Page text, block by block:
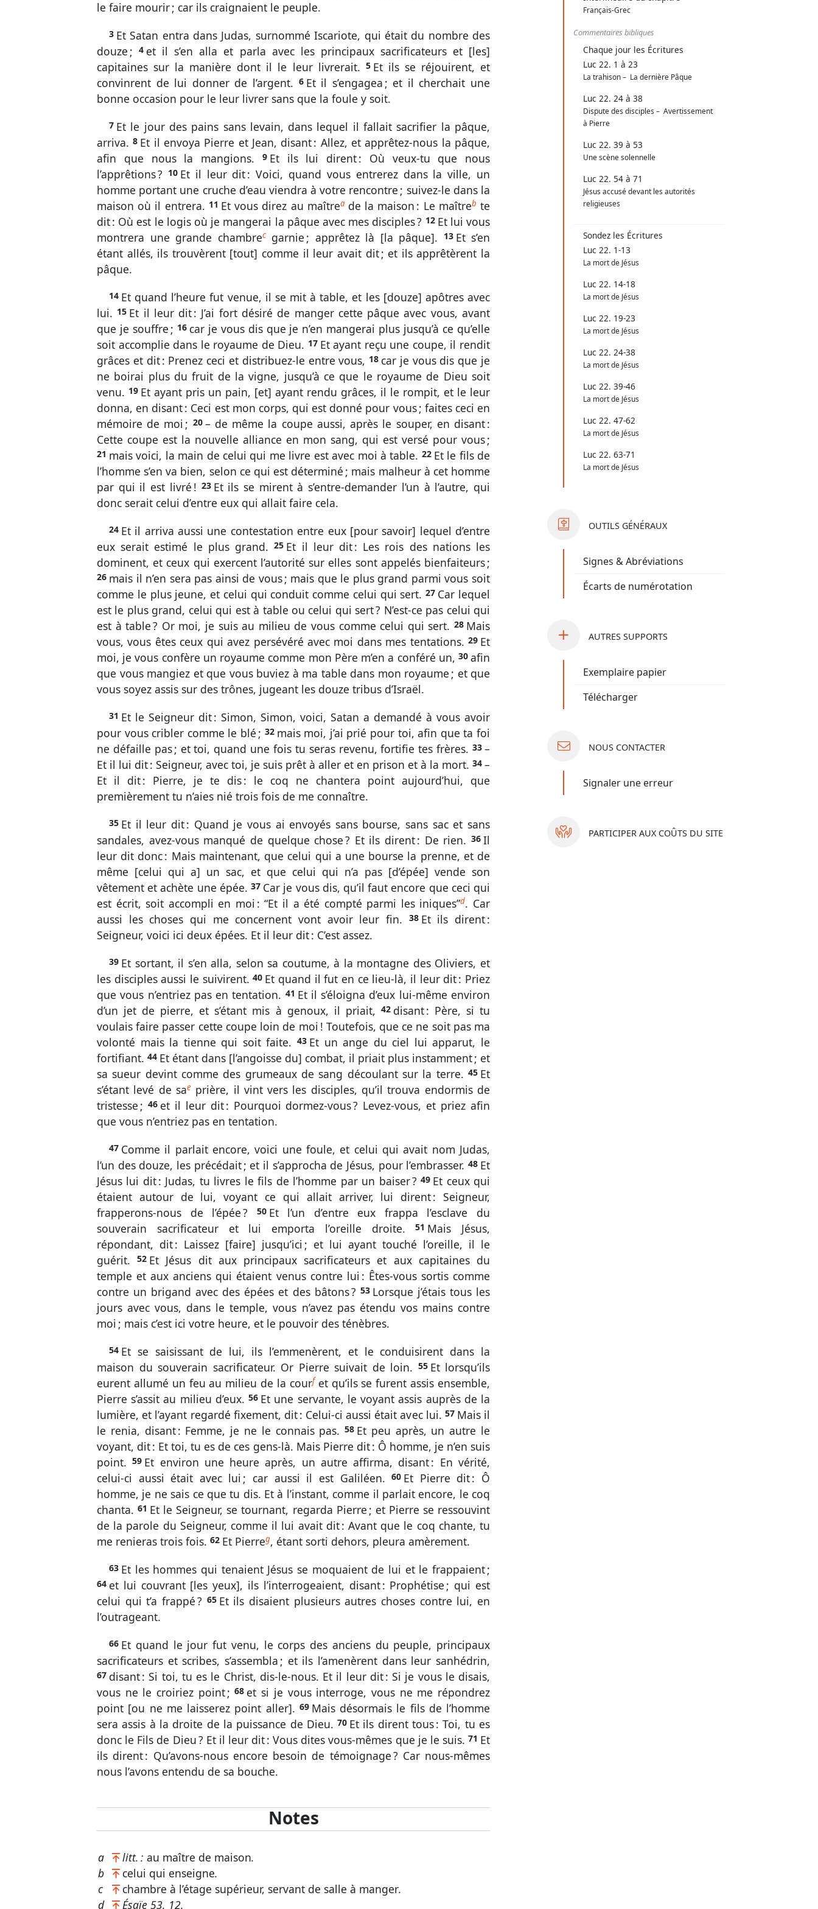
Soph.
Agg. Zach.
Nouveau Testament
Matt. Marc Luc Jean Act. Rom.
1 Cor.
2 Cor.
Gal. Éph. Phil. Col. 1 Thes.
2 Thes.
1 Tim.
2 Tim. Tite Phm. Héb. Jac.
1 Pi.
2 Jean
le faire mourir ; car ils craignaient le peuple.
3 Et Satan entra dans Judas, surnommé Iscariote, qui était du nombre des
douze ;4 et il s’en alla et parla avec les principaux sacrificateurs et [les]
capitaines sur la manière dont il le leur livrerait. 5 Et ils se réjouirent, et
convinrent de lui donner de l’argent. 6 Et il s’engagea ; et il cherchait une
bonne occasion pour le leur livrer sans que la foule y soit.
7 Et le jour des pains sans levain, dans lequel il fallait sacrifier la pâque,
arriva.8 Et il envoya Pierre et Jean, disant : Allez, et apprêtez-nous la pâque,
afin que nous la mangions.
9 Et ils lui dirent : Où veux-tu que nous
l’apprêtions ? 10 Et il leur dit : Voici, quand vous entrerez dans la ville, un
homme portant une cruche d’eau viendra à votre rencontre ; suivez-le dans la
maison où il entrera. 11 Et vous direz au maîtreade la maison : Le maîtreb te
dit : Où est le logis où je mangerai la pâque avec mes disciples ? 12 Et lui vous
montrera une grande chambrecgarnie ; apprêtez là [la pâque]. 13 Et s’en
étant allés, ils trouvèrent [tout] comme il leur avait dit ; et ils apprêtèrent la
pâque.
14 Et quand l’heure fut venue, il se mit à table, et les [douze] apôtres avec
lui. 15 Et il leur dit : J’ai fort désiré de manger cette pâque avec vous, avant
que je souffre ; 16 car je vous dis que je n’en mangerai plus jusqu’à ce qu’elle
soit accomplie dans le royaume de Dieu. 17 Et ayant reçu une coupe, il rendit
grâces et dit : Prenez ceci et distribuez-le entre vous, 18 car je vous dis que je
ne boirai plus du fruit de la vigne, jusqu’à ce que le royaume de Dieu soit
venu. 19 Et ayant pris un pain, [et] ayant rendu grâces, il le rompit, et le leur
donna, en disant : Ceci est mon corps, qui est donné pour vous ; faites ceci en
mémoire de moi ; 20 – de même la coupe aussi, après le souper, en disant :
Cette coupe est la nouvelle alliance en mon sang, qui est versé pour vous ;
21 mais voici, la main de celui qui me livre est avec moi à table. 22 Et le fils de
l’homme s’en va bien, selon ce qui est déterminé ; mais malheur à cet homme
par qui il est livré ! 23 Et ils se mirent à s’entre-demander l’un à l’autre, qui
donc serait celui d’entre eux qui allait faire cela.
24 Et il arriva aussi une contestation entre eux [pour savoir] lequel d’entre
eux serait estimé le plus grand.25 Et il leur dit : Les rois des nations les
dominent, et ceux qui exercent l’autorité sur elles sont appelés bienfaiteurs ;
26 mais il n’en sera pas ainsi de vous ; mais que le plus grand parmi vous soit
comme le plus jeune, et celui qui conduit comme celui qui sert.27 Car lequel
est le plus grand, celui qui est à table ou celui qui sert ? N’est-ce pas celui qui
est à table ? Or moi, je suis au milieu de vous comme celui qui sert. 28 Mais
vous, vous êtes ceux qui avez persévéré avec moi dans mes tentations. 29 Et
moi, je vous confère un royaume comme mon Père m’en a conféré un, 30 afin
que vous mangiez et que vous buviez à ma table dans mon royaume ; et que
vous soyez assis sur des trônes, jugeant les douze tribus d’Israël.
31 Et le Seigneur dit : Simon, Simon, voici, Satan a demandé à vous avoir
pour vous cribler comme le blé ; 32 mais moi, j’ai prié pour toi, afin que ta foi
ne défaille pas ; et toi, quand une fois tu seras revenu, fortifie tes frères. 33 –
Et il lui dit : Seigneur, avec toi, je suis prêt à aller et en prison et à la mort. 34 –
Et il dit : Pierre, je te dis : le coq ne chantera point aujourd’hui, que
premièrement tu n’aies nié trois fois de me connaître.
35 Et il leur dit : Quand je vous ai envoyés sans bourse, sans sac et sans
sandales, avez-vous manqué de quelque chose ? Et ils dirent : De rien. 36 Il
leur dit donc : Mais maintenant, que celui qui a une bourse la prenne, et de
même [celui qui a] un sac, et que celui qui n’a pas [d’épée] vende son
vêtement et achète une épée.37 Car je vous dis, qu’il faut encore que ceci qui
est écrit, soit accompli en moi : “Et il a été compté parmi les iniques”d. Car
aussi les choses qui me concernent vont avoir leur fin.
38 Et ils dirent :
Seigneur, voici ici deux épées. Et il leur dit : C’est assez.
39 Et sortant, il s’en alla, selon sa coutume, à la montagne des Oliviers, et
les disciples aussi le suivirent.40 Et quand il fut en ce lieu-là, il leur dit : Priez
que vous n’entriez pas en tentation. 41 Et il s’éloigna d’eux lui-même environ
d’un jet de pierre, et s’étant mis à genoux, il priait, 42 disant : Père, si tu
voulais faire passer cette coupe loin de moi ! Toutefois, que ce ne soit pas ma
volonté mais la tienne qui soit faite. 43 Et un ange du ciel lui apparut, le
fortifiant. 44 Et étant dans [l’angoisse du] combat, il priait plus instamment ; et
sa sueur devint comme des grumeaux de sang découlant sur la terre. 45 Et
s’étant levé de saeprière, il vint vers les disciples, qu’il trouva endormis de
tristesse ; 46 et il leur dit : Pourquoi dormez-vous ? Levez-vous, et priez afin
que vous n’entriez pas en tentation.
47 Comme il parlait encore, voici une foule, et celui qui avait nom Judas,
l’un des douze, les précédait ; et il s’approcha de Jésus, pour l’embrasser. 48 Et
Jésus lui dit : Judas, tu livres le fils de l’homme par un baiser ?49 Et ceux qui
étaient autour de lui, voyant ce qui allait arriver, lui dirent : Seigneur,
frapperons-nous de l’épée ?
50 Et l’un d’entre eux frappa l’esclave du
souverain sacrificateur et lui emporta l’oreille droite.51 Mais Jésus,
répondant, dit : Laissez [faire] jusqu’ici ; et lui ayant touché l’oreille, il le
guérit.52 Et Jésus dit aux principaux sacrificateurs et aux capitaines du
temple et aux anciens qui étaient venus contre lui : Êtes-vous sortis comme
contre un brigand avec des épées et des bâtons ? 53 Lorsque j’étais tous les
jours avec vous, dans le temple, vous n’avez pas étendu vos mains contre
moi ; mais c’est ici votre heure, et le pouvoir des ténèbres.
54 Et se saisissant de lui, ils l’emmenèrent, et le conduisirent dans la
maison du souverain sacrificateur. Or Pierre suivait de loin. 55 Et lorsqu’ils
eurent allumé un feu au milieu de la courfet qu’ils se furent assis ensemble,
Pierre s’assit au milieu d’eux.56 Et une servante, le voyant assis auprès de la
lumière, et l’ayant regardé fixement, dit : Celui-ci aussi était avec lui. 57 Mais il
le renia, disant : Femme, je ne le connais pas.58 Et peu après, un autre le
voyant, dit : Et toi, tu es de ces gens-là. Mais Pierre dit : Ô homme, je n’en suis
point.59 Et environ une heure après, un autre affirma, disant : En vérité,
celui-ci aussi était avec lui ; car aussi il est Galiléen.60 Et Pierre dit : Ô
homme, je ne sais ce que tu dis. Et à l’instant, comme il parlait encore, le coq
chanta.61 Et le Seigneur, se tournant, regarda Pierre ; et Pierre se ressouvint
de la parole du Seigneur, comme il lui avait dit : Avant que le coq chante, tu
me renieras trois fois. 62 Et Pierreg, étant sorti dehors, pleura amèrement.
63 Et les hommes qui tenaient Jésus se moquaient de lui et le frappaient ;
64 et lui couvrant [les yeux], ils l’interrogeaient, disant : Prophétise ; qui est
celui qui t’a frappé ? 65 Et ils disaient plusieurs autres choses contre lui, en
l’outrageant.
66 Et quand le jour fut venu, le corps des anciens du peuple, principaux
sacrificateurs et scribes, s’assembla ; et ils l’amenèrent dans leur sanhédrin,
67 disant : Si toi, tu es le Christ, dis-le-nous. Et il leur dit : Si je vous le disais,
vous ne le croiriez point ;68 et si je vous interroge, vous ne me répondrez
point [ou ne me laisserez point aller]. 69 Mais désormais le fils de l’homme
sera assis à la droite de la puissance de Dieu.70 Et ils dirent tous : Toi, tu es
donc le Fils de Dieu ? Et il leur dit : Vous dites vous-mêmes que je le suis. 71 Et
ils dirent : Qu’avons-nous encore besoin de témoignage ? Car nous-mêmes
nous l’avons entendu de sa bouche.
Notes
a litt. : au maître de maison.
b
celui qui enseigne.
c
chambre à l’étage supérieur, servant de salle à manger.
d
Ésaïe 53. 12.
Français-Grec
Commentaires bibliques
Chaque jour les Écritures
Luc 22. 1 à 23
La trahison – La dernière Pâque
Luc 22. 24 à 38
Dispute des disciples – Avertissement
à Pierre
Luc 22. 39 à 53
Une scène solennelle
Luc 22. 54 à 71
Jésus accusé devant les autorités
religieuses
Sondez les Écritures
Luc 22. 1-13
La mort de Jésus
Luc 22. 14-18
La mort de Jésus
Luc 22. 19-23
La mort de Jésus
Luc 22. 24-38
La mort de Jésus
Luc 22. 39-46
La mort de Jésus
Luc 22. 47-62
La mort de Jésus
Luc 22. 63-71
La mort de Jésus
OUTILS GÉNÉRAUX
Signes & Abréviations
Écarts de numérotation
AUTRES SUPPORTS
Exemplaire papier
Télécharger
NOUS CONTACTER
Signaler une erreur
PARTICIPER AUX COÛTS DU SITE